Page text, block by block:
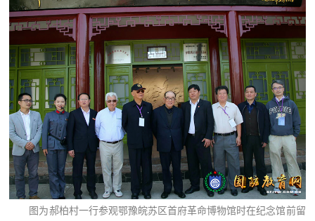
图为郝柏村一行参观鄂豫皖苏区首府革命博物馆时在纪念馆前留